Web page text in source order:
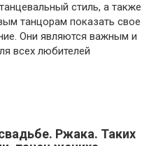
стиль, а также
танцорам показать свое
Они являются важным и
всех любителей
Ржака. Таких